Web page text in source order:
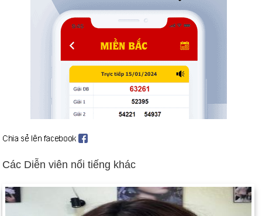
Người châu Âu đồng ý về một đơn vị tiền tệ duy nhất là đồng
euro (ngày 3 tháng 5).
Ấn Độ tiến hành ba cuộc thử nghiệm nguyên tử bất chấp sự
phản đối của toàn thế giới (ngày 11 tháng 5 năm 13). Pakistan
thực hiện năm vụ thử hạt nhân để đáp trả (ngày 29, 30 tháng
Nhà độc tài Indonesia Suharto từ chức sau 32 năm cầm
quyền (ngày 21 tháng 5).
Iraq chấm dứt hợp tác với các thanh sát viên vũ khí của Liên
tháng 12).
7 tháng 8). Tên lửa hành trình của Mỹ đã bắn trúng các căn cứ
bị nghi là khủng bố ở Sudan và Afghanistan (ngày 20 tháng 8).
Các Diễn viên nổi tiếng khác